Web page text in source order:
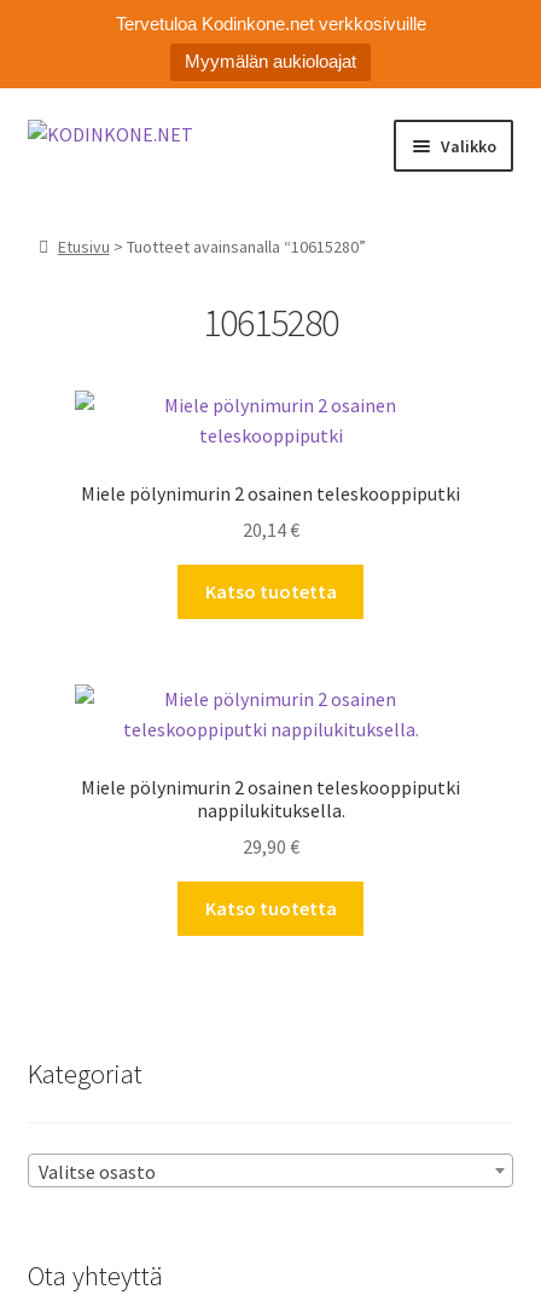
Tervetuloa Kodinkone.net verkkosivuille
Myymälän aukioloajat
Siirry
Siirry
Valikko
Asiakaspalvelu
Etusivu > Tuotteet avainsanalla “10615280”
10615280
Miele pölynimurin 2 osainen teleskooppiputki
20,14€
Katso tuotetta
Miele pölynimurin 2 osainen teleskooppiputki
nappilukituksella.
29,90 €
Katso tuotetta
Kategoriat
Valitse osasto
Ota yhteyttä